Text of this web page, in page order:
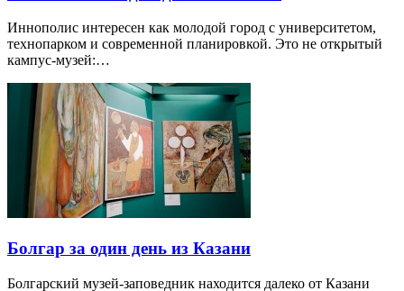
Иннополис интересен как молодой город с университетом,
технопарком и современной планировкой. Это не открытый
кампус-музей:…
Болгар за один день из Казани
Болгарский музей-заповедник находится далеко от Казани